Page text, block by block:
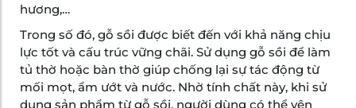
hương,…
Trong số đó, gỗ sồi được biết đến với khả năng chịu
lực tốt và cấu trúc vững chãi. Sử dụng gỗ sồi để làm
tủ thờ hoặc bàn thờ giúp chống lại sự tác động từ
mối mọt, ẩm ướt và nước. Nhờ tính chất này, khi sử
dụng sản phẩm từ gỗ sồi, người dùng có thể yên